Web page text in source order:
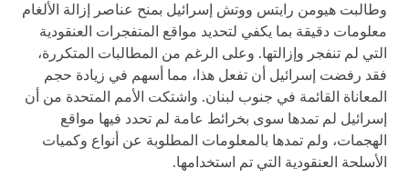
وطالبت هيومن رايتس ووتش إسرائيل بمنح عناصر إزالة الألغام
معلومات دقيقة بما يكفي لتحديد مواقع المتفجرات العنقودية
التي لم تنفجر وإزالتها. وعلى الرغم من المطالبات المتكررة،
فقد رفضت إسرائيل أن تفعل هذا، مما أسهم في زيادة حجم
المعاناة القائمة في جنوب لبنان. واشتكت الأمم المتحدة من أن
إسرائيل لم تمدها سوى بخرائط عامة لم تحدد فيها مواقع
الهجمات، ولم تمدها بالمعلومات المطلوبة عن أنواع وكميات
الأسلحة العنقودية التي تم استخدامها.